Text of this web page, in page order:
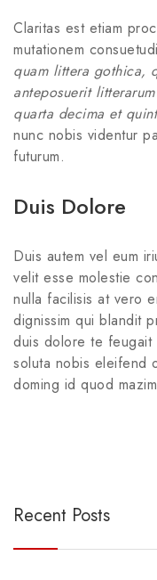
Claritas est etiam
mutationem
quam littera gothica,
anteposuerit
quarta decima et
nunc nobis videntur
futurum.
Duis Dolore
Duis autem vel eum
velit esse molestie
nulla facilisis at vero
dignissim qui blandit
duis dolore te feugait
soluta nobis eleifend
doming id quod
Recent Posts